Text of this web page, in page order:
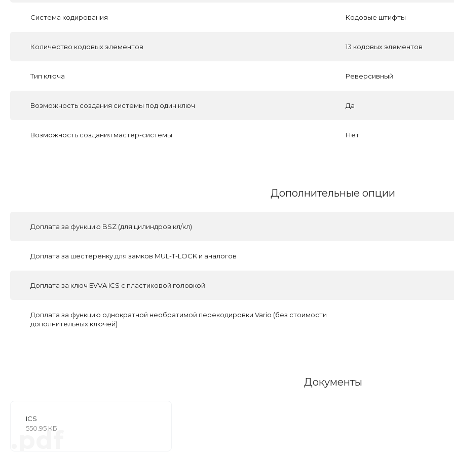
Система кодирования Кодовые штифты
Количество кодовых элементов 13 кодовых элементов
Тип ключа Реверсивный
Возможность создания системы под один ключ Да
Возможность создания мастер-системы Нет
Дополнительные опции
Доплата за функцию BSZ (для цилиндров кл/кл)
Доплата за шестеренку для замков MUL-T-LOCK и аналогов
Доплата за ключ EVVA ICS с пластиковой головкой
Доплата за функцию однократной необратимой перекодировки Vario (без стоимости
дополнительных ключей)
Документы
ICS
550.95 КБ
.pdf